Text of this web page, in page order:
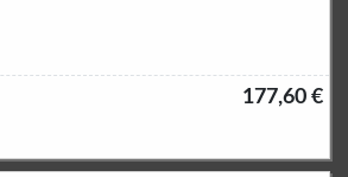
177,60 €